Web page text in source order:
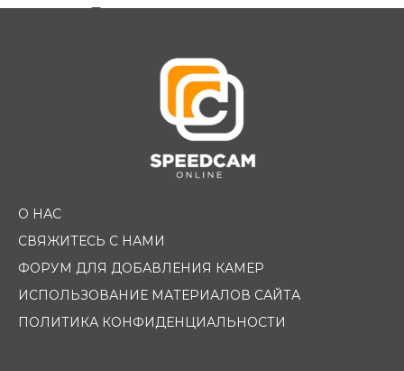
Помощь водителю
О НАС
СВЯЖИТЕСЬ С НАМИ
ФОРУМ ДЛЯ ДОБАВЛЕНИЯ КАМЕР
ИСПОЛЬЗОВАНИЕ МАТЕРИАЛОВ САЙТА
ПОЛИТИКА КОНФИДЕНЦИАЛЬНОСТИ